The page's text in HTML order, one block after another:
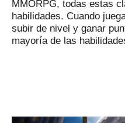
MMORPG, todas estas
habilidades. Cuando
subir de nivel y ganar
mayoría de las